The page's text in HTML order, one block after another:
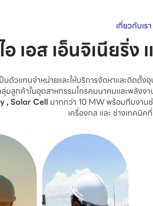
เกี่ยวกับเรา
เอส เอ็นจิเนียริ่
ตัวแทนจำหน่ายและให้บริการจัดหาและติดตั้ง
มลูกค้าในอุตสาหกรรมโทรคมนาคมและพลังง
, Solar Cell มากกว่า 10 MW พร้อมทีมงาน
เครื่องกล และ ช่างเทคนิ